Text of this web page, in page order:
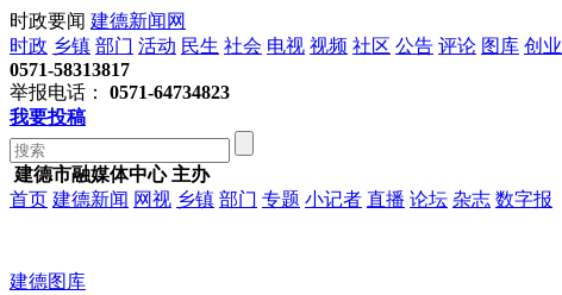
时政要闻 建德新闻网
时政 乡镇 部门 活动 民生 社会 电视 视频 社区 公告 评论 图库 创业
0571-58313817
举报电话：
0571-64734823
我要投稿
建德市融媒体中心 主办
首页 建德新闻 网视 乡镇 部门 专题 小记者 直播 论坛 杂志 数字报
建德图库